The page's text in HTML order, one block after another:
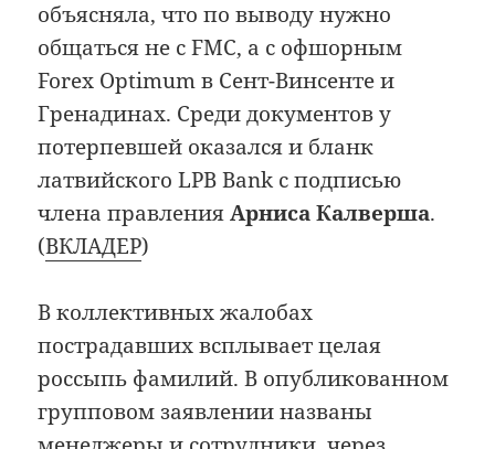
объясняла, что по выводу нужно
общаться не с FMC, а с офшорным
Forex Optimum в Сент-Винсенте и
Гренадинах. Среди документов у
потерпевшей оказался и бланк
латвийского LPB Bank с подписью
члена правленияАрниса Калверша.
(ВКЛАДЕР)
В коллективных жалобах
пострадавших всплывает целая
россыпь фамилий. В опубликованном
групповом заявлении названы